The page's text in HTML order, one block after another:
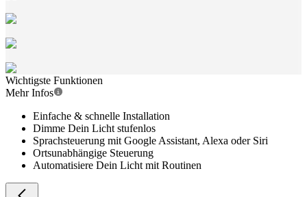
Wichtigste Funktionen
Mehr Infos
Einfache & schnelle Installation
Dimme Dein Licht stufenlos
Sprachsteuerung mit Google Assistant, Alexa oder Siri
Ortsunabhängige Steuerung
Automatisiere Dein Licht mit Routinen